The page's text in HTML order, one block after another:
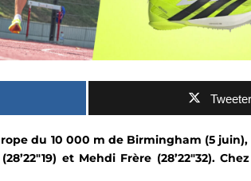
Tweeter
du 10 000 m de Birmingham (5
et Mehdi Frère (28’22″32).